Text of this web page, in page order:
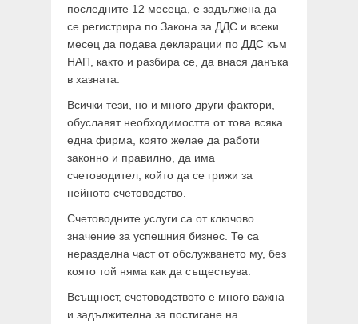
последните 12 месеца, е задължена да
се регистрира по Закона за ДДС и всеки
месец да подава декларации по ДДС към
НАП, както и разбира се, да внася данъка
в хазната.
Всички тези, но и много други фактори,
обуславят необходимостта от това всяка
една фирма, която желае да работи
законно и правилно, да има
счетоводител, който да се грижи за
нейното счетоводство.
Счетоводните услуги са от ключово
значение за успешния бизнес. Те са
неразделна част от обслужването му, без
която той няма как да съществува.
Всъщност, счетоводството е много важна
и задължителна за постигане на